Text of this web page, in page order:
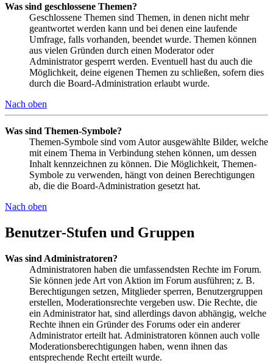
Was sind geschlossene Themen?
Geschlossene Themen sind Themen, in denen nicht mehr
geantwortet werden kann und bei denen eine laufende
Umfrage, falls vorhanden, beendet wurde. Themen können
aus vielen Gründen durch einen Moderator oder
Administrator gesperrt werden. Eventuell hast du auch die
Möglichkeit, deine eigenen Themen zu schließen, sofern dies
durch die Board-Administration erlaubt wurde.
Nach oben
Was sind Themen-Symbole?
Themen-Symbole sind vom Autor ausgewählte Bilder, welche
mit einem Thema in Verbindung stehen können, um dessen
Inhalt kennzeichnen zu können. Die Möglichkeit, Themen-
Symbole zu verwenden, hängt von deinen Berechtigungen
ab, die die Board-Administration gesetzt hat.
Nach oben
Benutzer-Stufen und Gruppen
Was sind Administratoren?
Administratoren haben die umfassendsten Rechte im Forum.
Sie können jede Art von Aktion im Forum ausführen; z. B.
Berechtigungen setzen, Mitglieder sperren, Benutzergruppen
erstellen, Moderationsrechte vergeben usw. Die Rechte, die
ein Administrator hat, sind allerdings davon abhängig, welche
Rechte ihnen ein Gründer des Forums oder ein anderer
Administrator erteilt hat. Administratoren können auch volle
Moderationsberechtigungen haben, wenn ihnen das
entsprechende Recht erteilt wurde.